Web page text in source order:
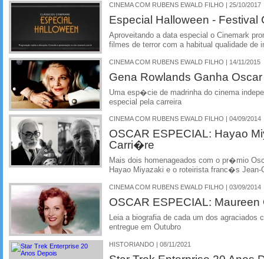
CINEMA COM RUBENS EWALD FILHO | 25/10/2017
Especial Halloween - Festival
Aproveitando a data especial o Cinemark
filmes de terror com a habitual qualidade de
CINEMA COM RUBENS EWALD FILHO | 14/11/2015
Gena Rowlands Ganha
Uma esp�cie de madrinha do cinema
especial pela carreira
CINEMA COM RUBENS EWALD FILHO | 04/09/2014
OSCAR ESPECIAL: Hayao
Carri�re
Mais dois homenageados com o pr�mio
Hayao Miyazaki e o roteirista franc�s Jean-
CINEMA COM RUBENS EWALD FILHO | 03/09/2014
OSCAR ESPECIAL:
Leia a biografia de cada um dos agraciados
entregue em Outubro
HISTORIANDO | 08/11/2021